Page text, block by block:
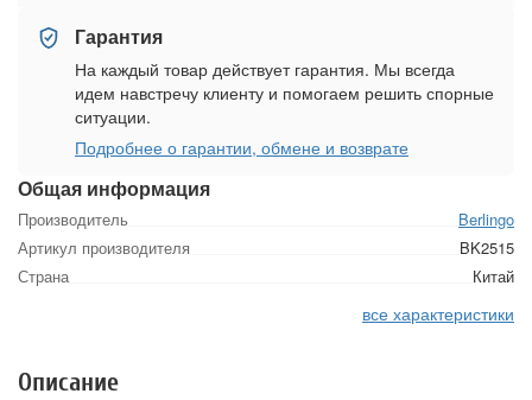
Общая информация
Производитель
Berlingo
Артикул производителя
BK2515
Страна
Китай
все характеристики
Гарантия
На каждый товар действует гарантия. Мы всегда
идем навстречу клиенту и помогаем решить спорные
ситуации.
Подробнее о гарантии, обмене и возврате
Описание